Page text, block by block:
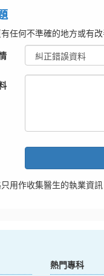
任何不準確的地方或有
用作收集醫生的執業資
熱門專科